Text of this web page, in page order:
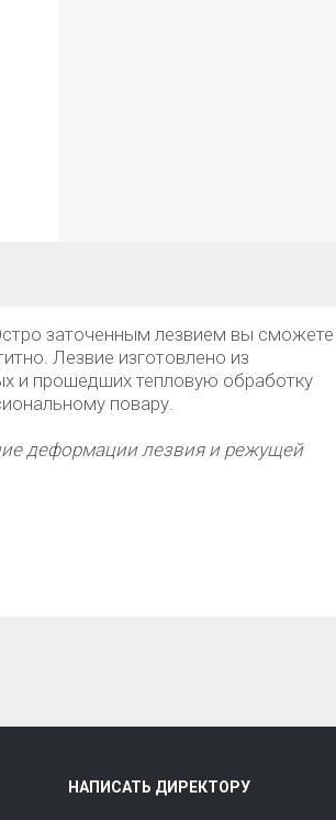
заточенным лезвием вы сможете
Лезвие изготовлено из
и прошедших тепловую обработку
повару.
деформации лезвия и режущей
НАПИСАТЬ ДИРЕКТОРУ